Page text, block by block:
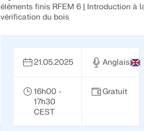
éléments finis RFEM 6 | Introduction à
vérification du bois
21.05.2025 Anglais
16h00 -
17h30
CEST
Gratuit